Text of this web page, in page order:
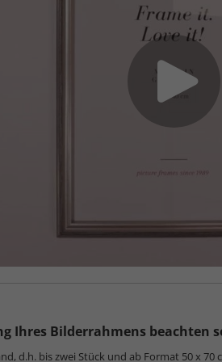
Ihres Bilderrahmens beachten
d.h. bis zwei Stück und ab Format 50 x